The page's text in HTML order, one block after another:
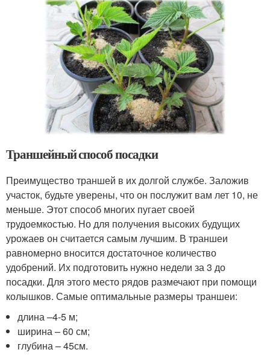
Траншейный способ посадки
Преимущество траншей в их долгой службе. Заложив
участок, будьте уверены, что он послужит вам лет 10, не
меньше. Этот способ многих пугает своей
трудоемкостью. Но для получения высоких будущих
урожаев он считается самым лучшим. В траншеи
равномерно вносится достаточное количество
удобрений. Их подготовить нужно недели за 3 до
посадки. Для этого место рядов размечают при помощи
колышков. Самые оптимальные размеры траншеи:
длина –4-5 м;
ширина – 60 см;
глубина – 45см.